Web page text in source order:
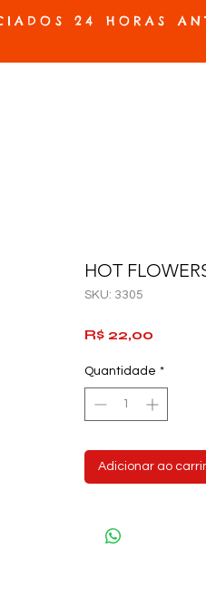
24 HORAS
HOT
SKU: 3305
R$ 22,00
Quantidade *
Adicionar ao